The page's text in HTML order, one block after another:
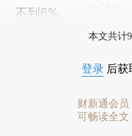
不到6%。
本文共计
登录 后获
财新通会员
可畅读全文